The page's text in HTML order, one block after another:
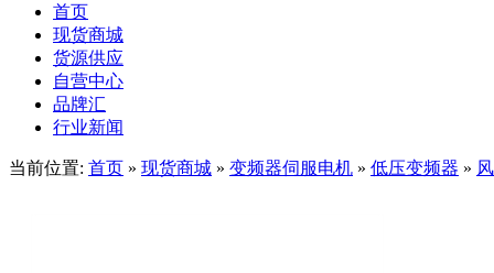
首页
现货商城
货源供应
自营中心
品牌汇
行业新闻
当前位置: 首页 » 现货商城 » 变频器伺服电机 » 低压变频器 »